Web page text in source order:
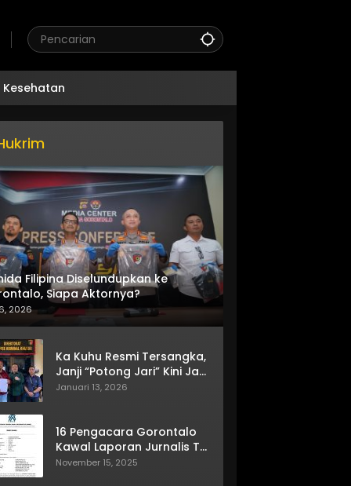
Kesehatan
Filipina Diselundupkan ke
Siapa Aktornya?
2026
Ka Kuhu Resmi Tersangka,
Janji “Potong Jari” Kini Jadi
Bumerang
Januari 13, 2026
16 Pengacara Gorontalo
Kawal Laporan Jurnalis TV
One
November 15, 2025